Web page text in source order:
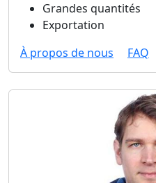
Grandes quantités
Exportation
À propos de nous
FAQ